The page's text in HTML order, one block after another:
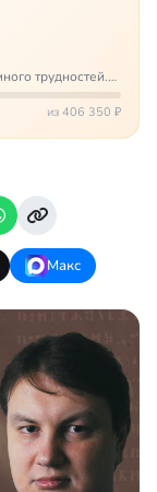
трудностей.
но, когда
– остался на
из 406 350 ₽
Макс